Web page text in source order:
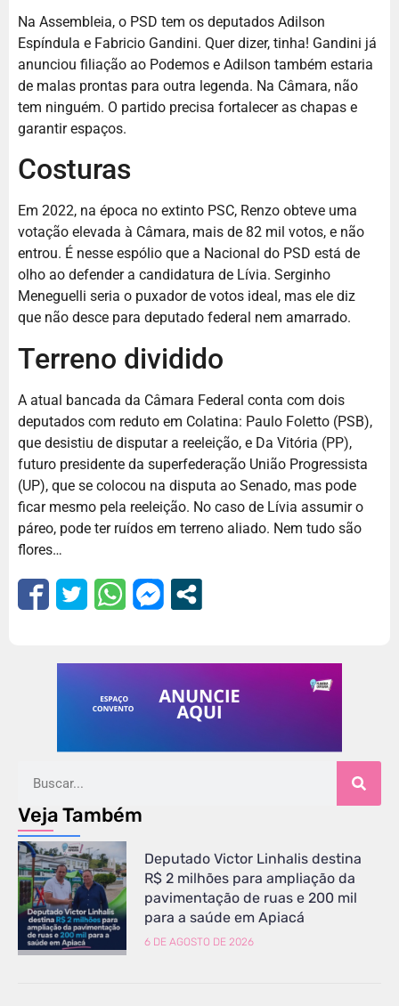
Na Assembleia, o PSD tem os deputados Adilson
Espíndula e Fabricio Gandini. Quer dizer, tinha! Gandini já
anunciou filiação ao Podemos e Adilson também estaria
de malas prontas para outra legenda. Na Câmara, não
tem ninguém. O partido precisa fortalecer as chapas e
garantir espaços.
Costuras
Em 2022, na época no extinto PSC, Renzo obteve uma
votação elevada à Câmara, mais de 82 mil votos, e não
entrou. É nesse espólio que a Nacional do PSD está de
olho ao defender a candidatura de Lívia. Serginho
Meneguelli seria o puxador de votos ideal, mas ele diz
que não desce para deputado federal nem amarrado.
Terreno dividido
A atual bancada da Câmara Federal conta com dois
deputados com reduto em Colatina: Paulo Foletto (PSB),
que desistiu de disputar a reeleição, e Da Vitória (PP),
futuro presidente da superfederação União Progressista
(UP), que se colocou na disputa ao Senado, mas pode
ficar mesmo pela reeleição. No caso de Lívia assumir o
páreo, pode ter ruídos em terreno aliado. Nem tudo são
flores…
Veja Também
Deputado Victor Linhalis destina
R$ 2 milhões para ampliação da
pavimentação de ruas e 200 mil
para a saúde em Apiacá
6 DE AGOSTO DE 2026